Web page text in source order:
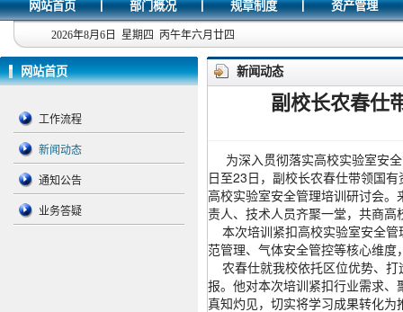
网站首页 | 部门概况 | 规章制度 | 资产管理
2026年8月6日 星期四 丙午年六月廿四
网站首页
工作流程
新闻动态
通知公告
业务答疑
新闻动态
副校长农春仕
为深入贯彻落实高校实验室安全
日至23日，副校长农春仕带领国
高校实验室安全管理培训研讨会
责人、技术人员齐聚一堂，共商
本次培训紧扣高校实验室安全管
范管理、气体安全管控等核心维
农春仕就我校依托区位优势、打
报。他对本次培训紧扣行业需求
真知灼见，切实将学习成果转化